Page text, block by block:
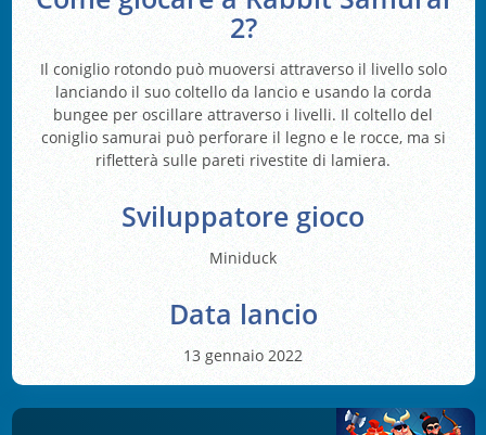
2?
Il coniglio rotondo può muoversi attraverso il livello solo
lanciando il suo coltello da lancio e usando la corda
bungee per oscillare attraverso i livelli. Il coltello del
coniglio samurai può perforare il legno e le rocce, ma si
rifletterà sulle pareti rivestite di lamiera.
Sviluppatore gioco
Miniduck
Data lancio
13 gennaio 2022